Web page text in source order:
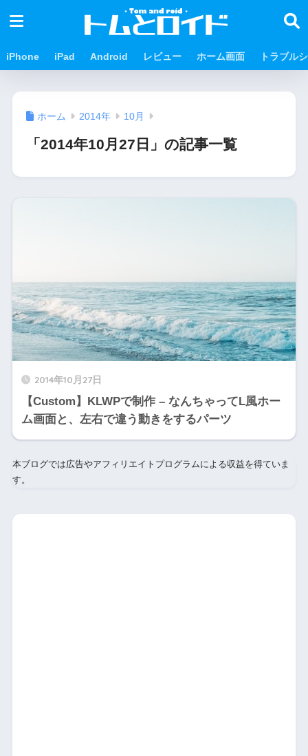
iPhone iPad Android レビュー ホーム画面 トラブル
ホーム 2014年 10月
「2014年10月27日」の記事一覧
2014年10月27日
【Custom】KLWPで制作 – なんちゃってL風ホー
ム画面と、左右で違う動きをするパーツ
本ブログでは広告やアフィリエイトプログラムによる収益を得ていま
す。